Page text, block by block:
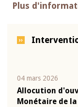
Plus
04 mars 2026
Allocution
Monétaire de la